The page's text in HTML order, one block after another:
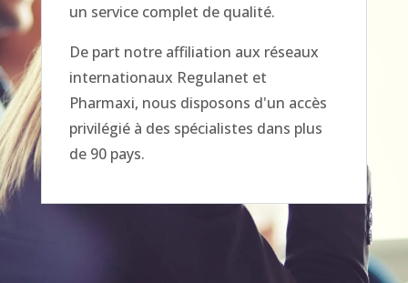
un service complet de qualité.
De part notre affiliation aux réseaux
internationaux Regulanet et
Pharmaxi, nous disposons d'un accès
privilégié à des spécialistes dans plus
de 90 pays.